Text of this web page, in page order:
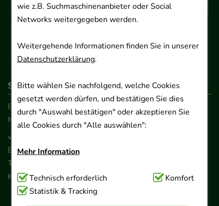
wie z.B. Suchmaschinenanbieter oder Social
Networks weitergegeben werden.
Weitergehende Informationen finden Sie in unserer
Datenschutzerklärung.
Bitte wählen Sie nachfolgend, welche Cookies
gesetzt werden dürfen, und bestätigen Sie dies
durch "Auswahl bestätigen" oder akzeptieren Sie
alle Cookies durch "Alle auswählen":
Mehr Information
Technisch Notwendig:Hierbei handelt es sich um
Cookies, die für die Grundfunktionen unserer
Technisch erforderlich
Komfort
Statistik & Tracking
So erreichen Sie uns
Beratung und Kundenservice:
Montag - Freitag von 9.00 bis 17.00 Uhr
www.ApoSalis.de
Ernst-August-Platz 2 · 30159 Hannover
Telefon 0511 89 71 80 0 · Fax 0511 89 71 80 11
Kontaktformular